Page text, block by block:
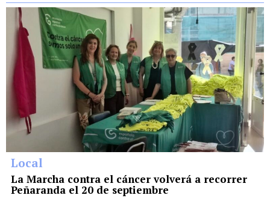
Local
La Marcha contra el cáncer volverá a recorrer
Peñaranda el 20 de septiembre